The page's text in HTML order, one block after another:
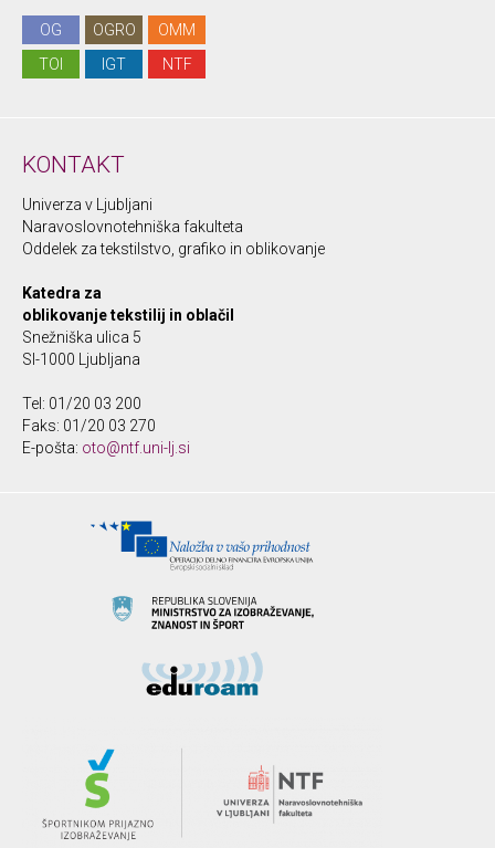
OG OGRO
OMM
TOI
IGT NTF
KONTAKT
Univerza v Ljubljani
Naravoslovnotehniška fakulteta
Oddelek za tekstilstvo, grafiko in oblikovanje
Katedra za
oblikovanje tekstilij in oblačil
Snežniška ulica 5
SI-1000 Ljubljana
Tel: 01/20 03 200
Faks: 01/20 03 270
E-pošta: oto@ntf.uni-lj.si